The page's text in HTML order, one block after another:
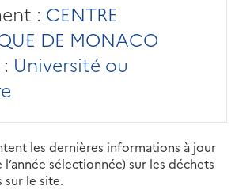
: CENTRE
DE MONACO
Université ou
les dernières informations à jour
sélectionnée) sur les déchets
sur le site.